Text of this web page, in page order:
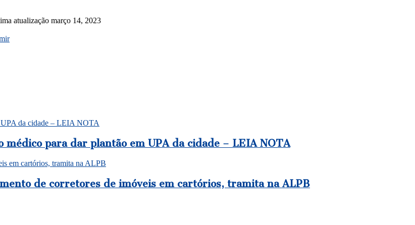
atualização março 14, 2023
UPA da cidade – LEIA NOTA
para dar plantão em UPA da cidade – LEIA NOTA
em cartórios, tramita na ALPB
de corretores de imóveis em cartórios, tramita na ALPB